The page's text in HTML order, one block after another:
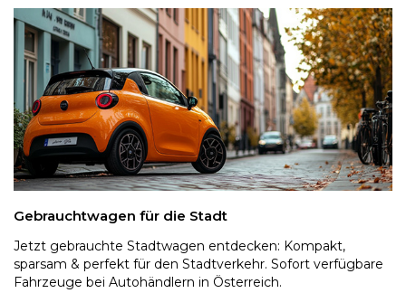
Gebrauchtwagen für die Stadt
Jetzt gebrauchte Stadtwagen entdecken: Kompakt,
sparsam & perfekt für den Stadtverkehr. Sofort verfügbare
Fahrzeuge bei Autohändlern in Österreich.